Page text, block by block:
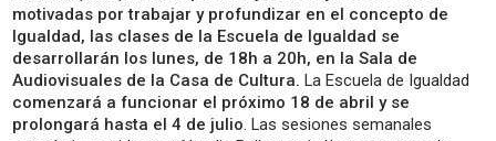
motivadas por trabajar y profundizar en el concepto de
Igualdad, las clases de la Escuela de Igualdad se
desarrollarán los lunes, de 18h a 20h, en la Sala de
Audiovisuales de la Casa de Cultura. La Escuela de Igualdad
comenzará a funcionar el próximo 18 de abril y se
prolongará hasta el 4 de julio. Las sesiones semanales